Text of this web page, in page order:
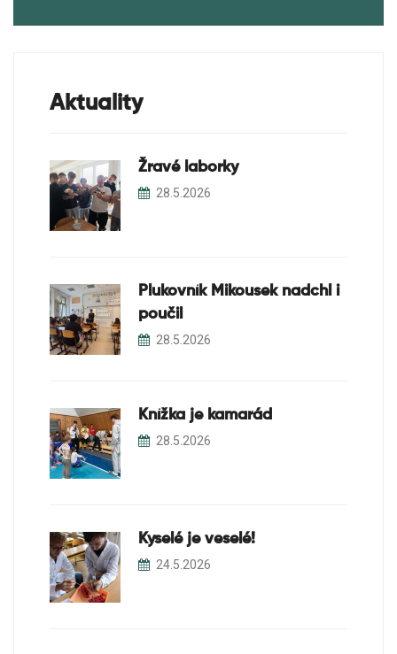
Aktuality
Žravé laborky
28.5.2026
Plukovník Mikousek nadchl i
poučil
28.5.2026
Knížka je kamarád
28.5.2026
Kyselé je veselé!
24.5.2026